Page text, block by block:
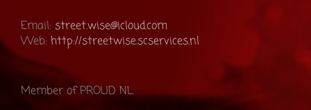
Email: street.wise@icloud.com
Web: http://streetwise.scservices.nl
Member of PROUD NL